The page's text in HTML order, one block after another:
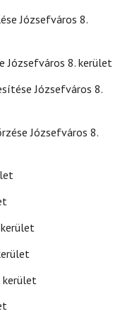
Józsefváros 8.
Józsefváros 8. kerület
Józsefváros 8.
Józsefváros 8.
kerület